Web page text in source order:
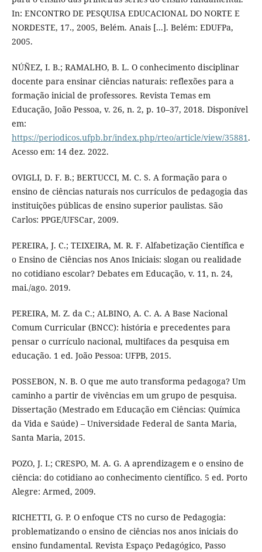
In: ENCONTRO DE PESQUISA EDUCACIONAL DO NORTE E
NORDESTE, 17., 2005, Belém. Anais [...]. Belém: EDUFPa,
2005.
NÚÑEZ, I. B.; RAMALHO, B. L. O conhecimento disciplinar
docente para ensinar ciências naturais: reflexões para a
formação inicial de professores. Revista Temas em
Educação, João Pessoa, v. 26, n. 2, p. 10–37, 2018. Disponível
em:
https://periodicos.ufpb.br/index.php/rteo/article/view/35881.
Acesso em: 14 dez. 2022.
OVIGLI, D. F. B.; BERTUCCI, M. C. S. A formação para o
ensino de ciências naturais nos currículos de pedagogia das
instituições públicas de ensino superior paulistas. São
Carlos: PPGE/UFSCar, 2009.
PEREIRA, J. C.; TEIXEIRA, M. R. F. Alfabetização Científica e
o Ensino de Ciências nos Anos Iniciais: slogan ou realidade
no cotidiano escolar? Debates em Educação, v. 11, n. 24,
mai./ago. 2019.
PEREIRA, M. Z. da C.; ALBINO, A. C. A. A Base Nacional
Comum Curricular (BNCC): história e precedentes para
pensar o currículo nacional, multifaces da pesquisa em
educação. 1 ed. João Pessoa: UFPB, 2015.
POSSEBON, N. B. O que me auto transforma pedagoga? Um
caminho a partir de vivências em um grupo de pesquisa.
Dissertação (Mestrado em Educação em Ciências: Química
da Vida e Saúde) – Universidade Federal de Santa Maria,
Santa Maria, 2015.
POZO, J. I.; CRESPO, M. A. G. A aprendizagem e o ensino de
ciência: do cotidiano ao conhecimento científico. 5 ed. Porto
Alegre: Armed, 2009.
RICHETTI, G. P. O enfoque CTS no curso de Pedagogia:
problematizando o ensino de ciências nos anos iniciais do
ensino fundamental. Revista Espaço Pedagógico, Passo